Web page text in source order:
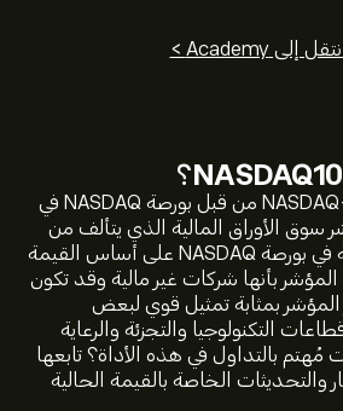
؟
تم تأسيس مؤشر NASDAQ-100 من قبل بورصة NASDAQ في
وهو مؤشر سوق الأوراق المالية الذي يتألف من
أكبر الشركات المتداولة في بورصة NASDAQ على أساس القيمة
بأنها شركات غير مالية وقد تكون
المؤشر بمثابة تمثيل قوي لبعض
التكنولوجيا والتجزئة والرعاية
مُهتم بالتداول في هذه الأداة؟ تابعها
والتحديثات الخاصة بالقيمة الحالية
انتقل إلى Academy >
أعلى سعر على الإطلاق لـ NASDAQ100 Index هو 30,756.69‎$‎
حدد الإطار الزمني "1 يوم" أو "1 أسبوع" على مخطط eToro وقم
بالتصغير لرؤية تحركات الأسعار التاريخية لـ NASDAQ100 Index.
تراوح سعر NASDAQ100 Index بين 6,045.04‎$‎ خلال السنة